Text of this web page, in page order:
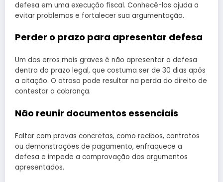
defesa em uma execução fiscal. Conhecê-los ajuda a
evitar problemas e fortalecer sua argumentação.
Perder o prazo para apresentar defesa
Um dos erros mais graves é não apresentar a defesa
dentro do prazo legal, que costuma ser de 30 dias após
a citação. O atraso pode resultar na perda do direito de
contestar a cobrança.
Não reunir documentos essenciais
Faltar com provas concretas, como recibos, contratos
ou demonstrações de pagamento, enfraquece a
defesa e impede a comprovação dos argumentos
apresentados.